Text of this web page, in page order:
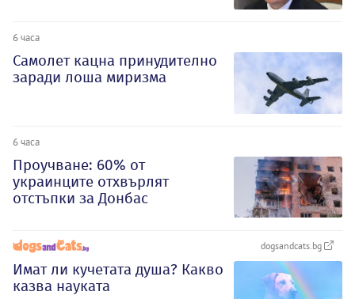
6 часа
Самолет кацна принудително
заради лоша миризма
6 часа
Проучване: 60% от
украинците отхвърлят
отстъпки за Донбас
dogsandcats.bg
Имат ли кучетата душа? Какво
казва науката